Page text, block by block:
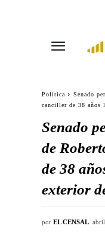
Política
Senado
canciller de 38 años
Senado
de
de 38
exterior
por EL CENSAL